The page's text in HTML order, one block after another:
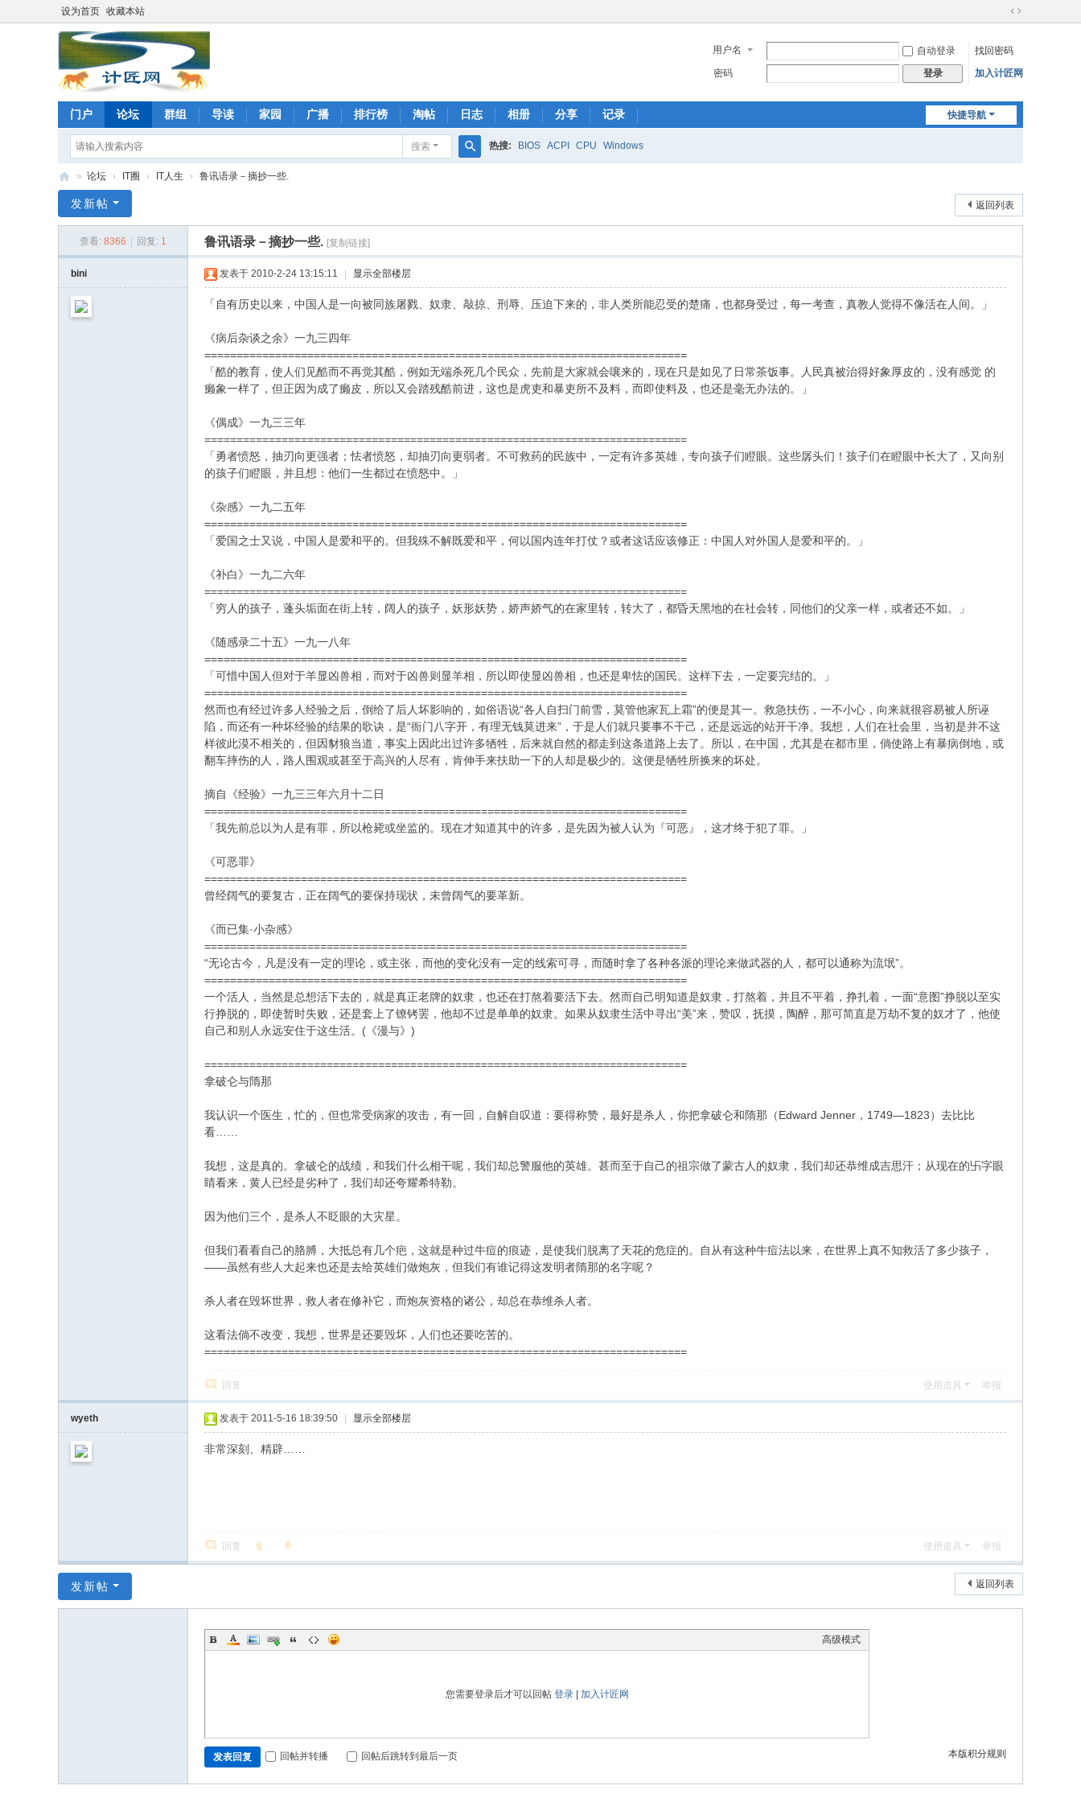
设为首页 收藏本站
切
到
宽
用户名 自动登录
找回密码
密码
登录 加入计匠网
快捷导航
门户 论坛 群组 导读 家园 广播 排行榜 淘帖 日志 相册 分享 记录
搜索 热搜: BIOS ACPI CPU Windows
匠
» 论坛 › IT圈 › IT人生 › 鲁讯语录－摘抄一些.
返回列表
发新帖
查看: 8366 回复: 1 鲁讯语录－摘抄一些. [复制链接]
bini 发表于 2010-2-24 13:15:11 显示全部楼层
「自有历史以来，中国人是一向被同族屠戮、奴隶、敲掠、刑辱、压迫下来的，非人类所能忍受的楚痛，也都身受过，每一考查，真教人觉得不像活在人间。」
《病后杂谈之余》一九三四年
===========================================================================
「酷的教育，使人们见酷而不再觉其酷，例如无端杀死几个民众，先前是大家就会嚷来的，现在只是如见了日常茶饭事。人民真被治得好象厚皮的，没有感觉 的
癞象一样了，但正因为成了癞皮，所以又会踏残酷前进，这也是虎吏和暴吏所不及料，而即使料及，也还是毫无办法的。」
《偶成》一九三三年
===========================================================================
「勇者愤怒，抽刃向更强者；怯者愤怒，却抽刃向更弱者。不可救药的民族中，一定有许多英雄，专向孩子们瞪眼。这些孱头们！孩子们在瞪眼中长大了，又向别
的孩子们瞪眼，并且想：他们一生都过在愤怒中。」
《杂感》一九二五年
===========================================================================
「爱国之士又说，中国人是爱和平的。但我殊不解既爱和平，何以国内连年打仗？或者这话应该修正：中国人对外国人是爱和平的。」
《补白》一九二六年
===========================================================================
「穷人的孩子，蓬头垢面在街上转，阔人的孩子，妖形妖势，娇声娇气的在家里转，转大了，都昏天黑地的在社会转，同他们的父亲一样，或者还不如。」
《随感录二十五》一九一八年
===========================================================================
「可惜中国人但对于羊显凶兽相，而对于凶兽则显羊相，所以即使显凶兽相，也还是卑怯的国民。这样下去，一定要完结的。」
===========================================================================
然而也有经过许多人经验之后，倒给了后人坏影响的，如俗语说“各人自扫门前雪，莫管他家瓦上霜”的便是其一。救急扶伤，一不小心，向来就很容易被人所诬
陷，而还有一种坏经验的结果的歌诀，是“衙门八字开，有理无钱莫进来”，于是人们就只要事不干己，还是远远的站开干净。我想，人们在社会里，当初是并不这
样彼此漠不相关的，但因豺狼当道，事实上因此出过许多牺牲，后来就自然的都走到这条道路上去了。所以，在中国，尤其是在都市里，倘使路上有暴病倒地，或
翻车摔伤的人，路人围观或甚至于高兴的人尽有，肯伸手来扶助一下的人却是极少的。这便是牺牲所换来的坏处。
摘自《经验》一九三三年六月十二日
===========================================================================
「我先前总以为人是有罪，所以枪毙或坐监的。现在才知道其中的许多，是先因为被人认为『可恶』，这才终于犯了罪。」
《可恶罪》
===========================================================================
曾经阔气的要复古，正在阔气的要保持现状，未曾阔气的要革新。
《而已集·小杂感》
===========================================================================
“无论古今，凡是没有一定的理论，或主张，而他的变化没有一定的线索可寻，而随时拿了各种各派的理论来做武器的人，都可以通称为流氓”。
===========================================================================
一个活人，当然是总想活下去的，就是真正老牌的奴隶，也还在打熬着要活下去。然而自己明知道是奴隶，打熬着，并且不平着，挣扎着，一面“意图”挣脱以至实
行挣脱的，即使暂时失败，还是套上了镣铐罢，他却不过是单单的奴隶。如果从奴隶生活中寻出“美”来，赞叹，抚摸，陶醉，那可简直是万劫不复的奴才了，他使
自己和别人永远安住于这生活。(《漫与》)
===========================================================================
拿破仑与隋那
我认识一个医生，忙的，但也常受病家的攻击，有一回，自解自叹道：要得称赞，最好是杀人，你把拿破仑和隋那（Edward Jenner，1749—1823）去比比
看……
我想，这是真的。拿破仑的战绩，和我们什么相干呢，我们却总警服他的英雄。甚而至于自己的祖宗做了蒙古人的奴隶，我们却还恭维成吉思汗；从现在的卐字眼
睛看来，黄人已经是劣种了，我们却还夸耀希特勒。
因为他们三个，是杀人不眨眼的大灾星。
但我们看看自己的胳膊，大抵总有几个疤，这就是种过牛痘的痕迹，是使我们脱离了天花的危症的。自从有这种牛痘法以来，在世界上真不知救活了多少孩子，
——虽然有些人大起来也还是去给英雄们做炮灰，但我们有谁记得这发明者隋那的名字呢？
杀人者在毁坏世界，救人者在修补它，而炮灰资格的诸公，却总在恭维杀人者。
这看法倘不改变，我想，世界是还要毁坏，人们也还要吃苦的。
===========================================================================
回复 使用道具 举报
wyeth 发表于 2011-5-16 18:39:50 显示全部楼层
非常深刻、精辟……
回复 使用道具 举报
返回列表
发新帖
高级模式
您需要登录后才可以回帖 登录| 加入计匠网
本版积分规则
发表回复 回帖并转播 回帖后跳转到最后一页